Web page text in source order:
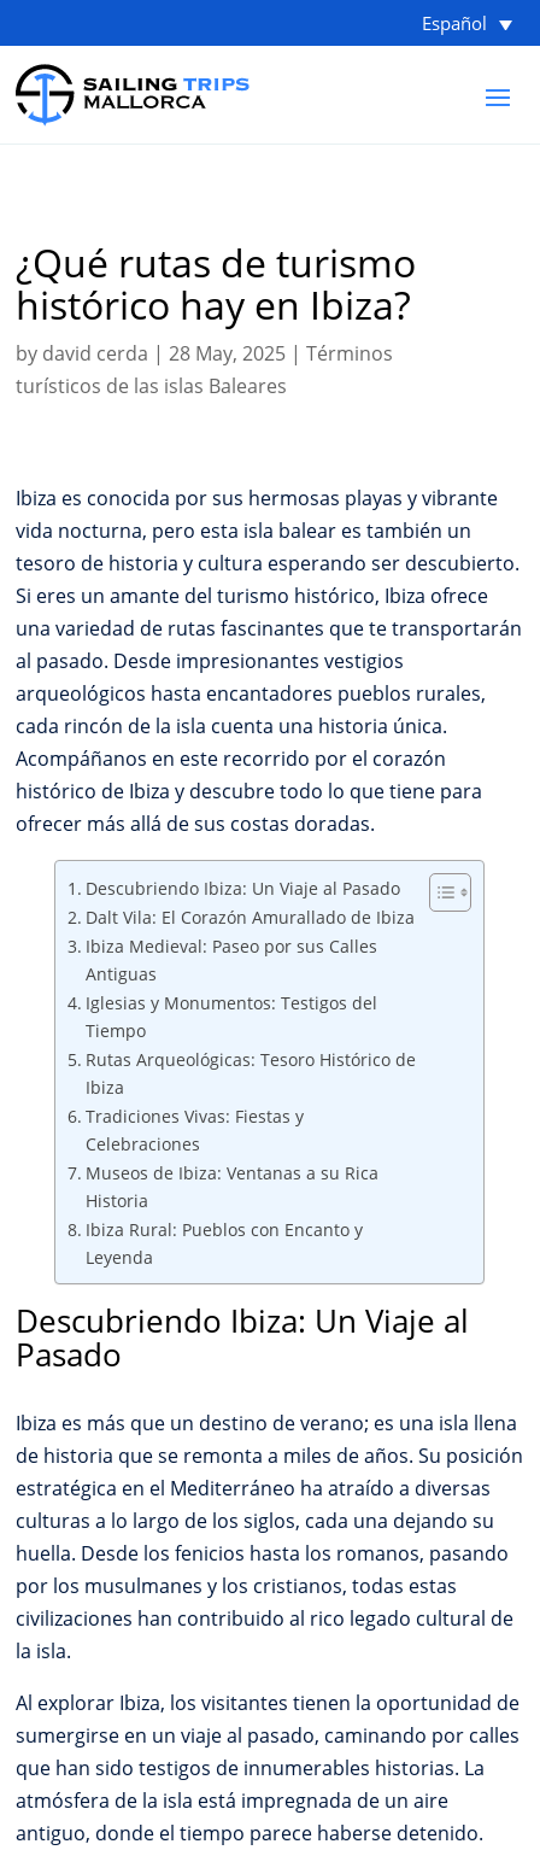
Español
¿Qué rutas de turismo
histórico hay en Ibiza?
by david cerda |28 May, 2025 |Términos
turísticos de las islas Baleares
Ibiza es conocida por sus hermosas playas y vibrante
vida nocturna, pero esta isla balear es también un
tesoro de historia y cultura esperando ser descubierto.
Si eres un amante del turismo histórico, Ibiza ofrece
una variedad de rutas fascinantes que te transportarán
al pasado. Desde impresionantes vestigios
arqueológicos hasta encantadores pueblos rurales,
cada rincón de la isla cuenta una historia única.
Acompáñanos en este recorrido por el corazón
histórico de Ibiza y descubre todo lo que tiene para
ofrecer más allá de sus costas doradas.
Descubriendo Ibiza: Un Viaje al Pasado
Dalt Vila: El Corazón Amurallado de Ibiza
Ibiza Medieval: Paseo por sus Calles
Antiguas
Iglesias y Monumentos: Testigos del
Tiempo
Rutas Arqueológicas: Tesoro Histórico de
Ibiza
Tradiciones Vivas: Fiestas y
Celebraciones
Museos de Ibiza: Ventanas a su Rica
Historia
Ibiza Rural: Pueblos con Encanto y
Leyenda
Descubriendo Ibiza: Un Viaje al
Pasado
Ibiza es más que un destino de verano; es una isla llena
de historia que se remonta a miles de años. Su posición
estratégica en el Mediterráneo ha atraído a diversas
culturas a lo largo de los siglos, cada una dejando su
huella. Desde los fenicios hasta los romanos, pasando
por los musulmanes y los cristianos, todas estas
civilizaciones han contribuido al rico legado cultural de
la isla.
Al explorar Ibiza, los visitantes tienen la oportunidad de
sumergirse en un viaje al pasado, caminando por calles
que han sido testigos de innumerables historias. La
atmósfera de la isla está impregnada de un aire
antiguo, donde el tiempo parece haberse detenido.